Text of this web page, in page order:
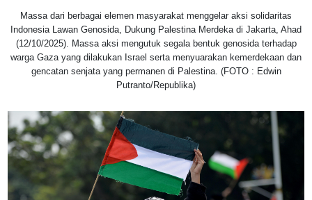
Massa dari berbagai elemen masyarakat menggelar aksi solidaritas
Indonesia Lawan Genosida, Dukung Palestina Merdeka di Jakarta, Ahad
(12/10/2025). Massa aksi mengutuk segala bentuk genosida terhadap
warga Gaza yang dilakukan Israel serta menyuarakan kemerdekaan dan
gencatan senjata yang permanen di Palestina. (FOTO : Edwin
Putranto/Republika)